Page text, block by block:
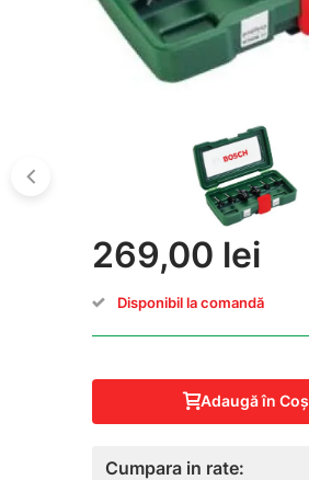
269,00 lei
Disponibil la comandă
Adaugă în Coş
Cumpara in rate: